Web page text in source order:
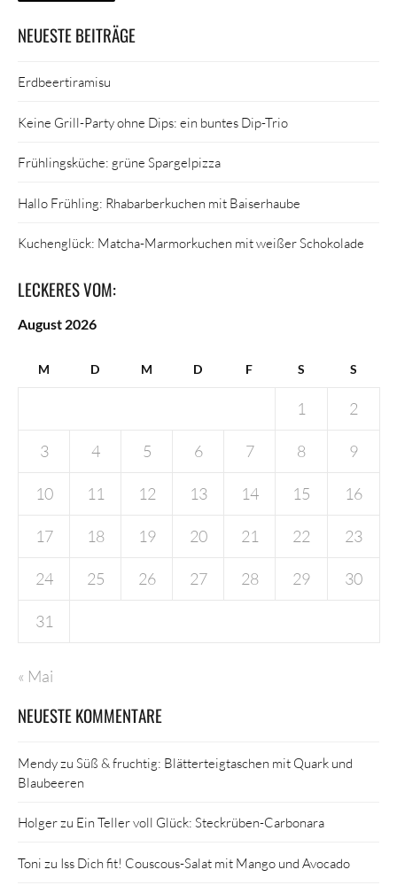
NEUESTE BEITRÄGE
Erdbeertiramisu
Keine Grill-Party ohne Dips: ein buntes Dip-Trio
Frühlingsküche: grüne Spargelpizza
Hallo Frühling: Rhabarberkuchen mit Baiserhaube
Kuchenglück: Matcha-Marmorkuchen mit weißer Schokolade
LECKERES VOM:
August 2026
M D M D F S S
1 2
3 4 5 6 7 8 9
10 11 12 13 14 15 16
17 18 19 20 21 22 23
24 25 26 27 28 29 30
31
« Mai
NEUESTE KOMMENTARE
Mendyzu Süß & fruchtig: Blätterteigtaschen mit Quark und
Blaubeeren
Holgerzu Ein Teller voll Glück: Steckrüben-Carbonara
Toni zu Iss Dich fit! Couscous-Salat mit Mango und Avocado